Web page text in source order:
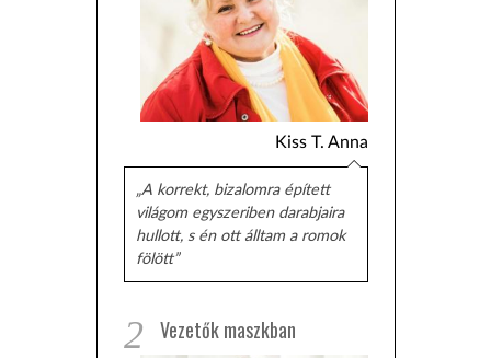
Kiss T. Anna
„A korrekt, bizalomra épített
világom egyszeriben darabjaira
hullott, s én ott álltam a romok
fölött”
2 Vezetők maszkban